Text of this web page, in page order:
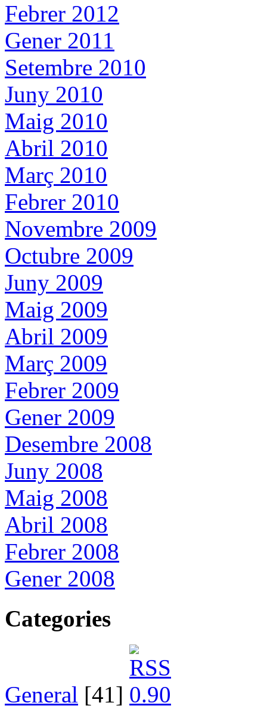
Febrer 2012
Gener 2011
Setembre 2010
Juny 2010
Maig 2010
Abril 2010
Març 2010
Febrer 2010
Novembre 2009
Octubre 2009
Juny 2009
Maig 2009
Abril 2009
Març 2009
Febrer 2009
Gener 2009
Desembre 2008
Juny 2008
Maig 2008
Abril 2008
Febrer 2008
Gener 2008
Categories
General [41]